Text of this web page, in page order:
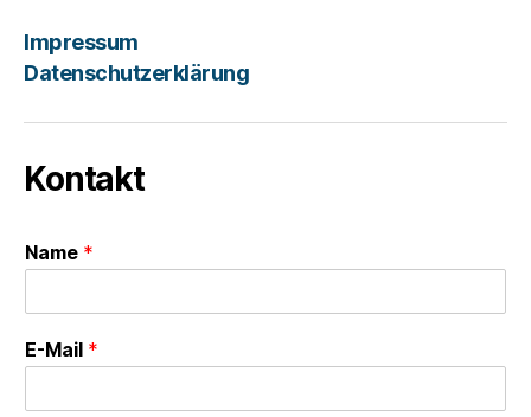
Impressum
Datenschutzerklärung
Kontakt
Name *
E-Mail *